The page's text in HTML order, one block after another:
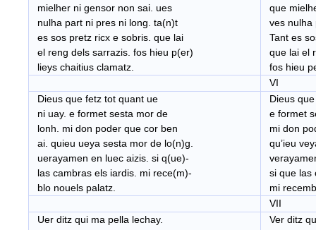
mielher ni gensor non sai. ues
nulha part ni pres ni long. ta(n)t
es sos pretz ricx e sobris. que lai
el reng dels sarrazis. fos hieu p(er)
lieys chaitius clamatz.
que
ves nulha
Tant es
que lai el
fos hieu
VI
Dieus que fetz tot quant ue
ni uay. e formet sesta mor de
lonh. mi don poder que cor ben
ai. quieu ueya sesta mor de lo(n)g.
uerayamen en luec aizis. si q(ue)-
las cambras els iardis. mi rece(m)-
blo nouels palatz.
Dieus
e formet
mi don
qu’ieu
si que las
mi
VII
Uer ditz qui ma pella lechay.
Ver ditz